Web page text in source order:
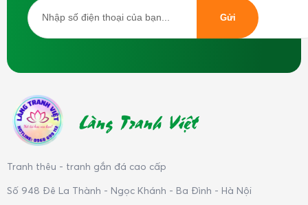
Làng Tranh Việt
Tranh thêu - tranh gắn đá cao cấp
Số 948 Đê La Thành - Ngọc Khánh - Ba Đình - Hà Nội